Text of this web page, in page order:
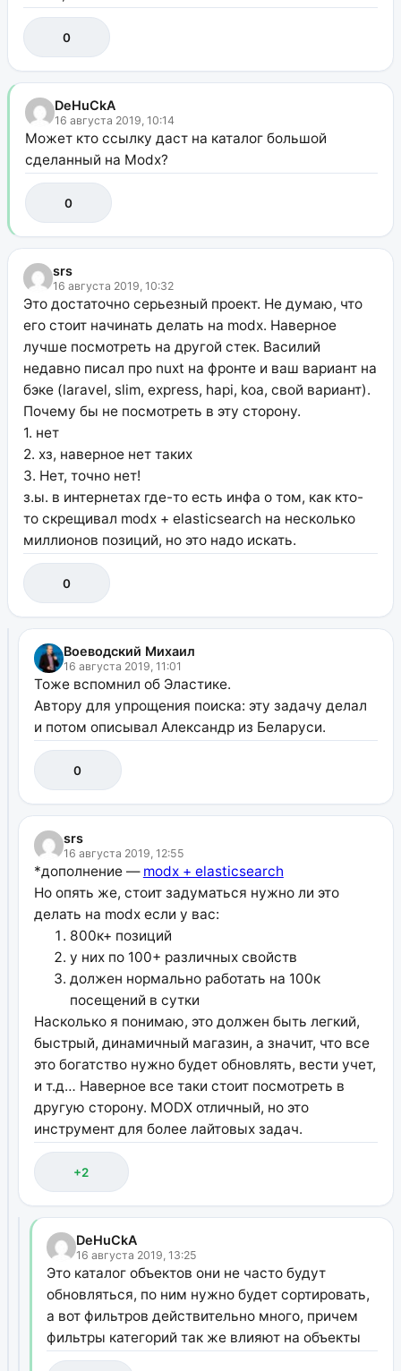
0
DeHuCkA
16 августа 2019, 10:14
Может кто ссылку даст на каталог большой
сделанный на Modx?
0
srs
16 августа 2019, 10:32
Это достаточно серьезный проект. Не думаю, что
его стоит начинать делать на modx. Наверное
лучше посмотреть на другой стек. Василий
недавно писал про nuxt на фронте и ваш вариант на
бэке (laravel, slim, express, hapi, koa, свой вариант).
Почему бы не посмотреть в эту сторону.
1. нет
2. хз, наверное нет таких
3. Нет, точно нет!
з.ы. в интернетах где-то есть инфа о том, как кто-
то скрещивал modx + elasticsearch на несколько
миллионов позиций, но это надо искать.
0
Воеводский Михаил
16 августа 2019, 11:01
Тоже вспомнил об Эластике.
Автору для упрощения поиска: эту задачу делал
и потом описывал Александр из Беларуси.
0
srs
16 августа 2019, 12:55
*дополнение — modx + elasticsearch
Но опять же, стоит задуматься нужно ли это
делать на modx если у вас:
800к+ позиций
у них по 100+ различных свойств
должен нормально работать на 100к
посещений в сутки
Насколько я понимаю, это должен быть легкий,
быстрый, динамичный магазин, а значит, что все
это богатство нужно будет обновлять, вести учет,
и т.д… Наверное все таки стоит посмотреть в
другую сторону. MODX отличный, но это
инструмент для более лайтовых задач.
+2
DeHuCkA
16 августа 2019, 13:25
Это каталог объектов они не часто будут
обновляться, по ним нужно будет сортировать,
а вот фильтров действительно много, причем
фильтры категорий так же влияют на объекты